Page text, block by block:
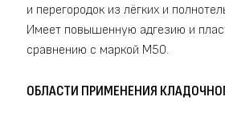
и перегородок из лёгких и
Имеет повышенную адгезию и
сравнению с маркой М50.
ОБЛАСТИ ПРИМЕНЕНИЯ